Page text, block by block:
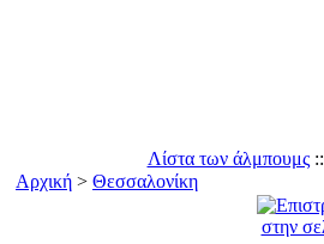
Λίστα των άλμπουμς::
Αρχική > Θεσσαλονίκη